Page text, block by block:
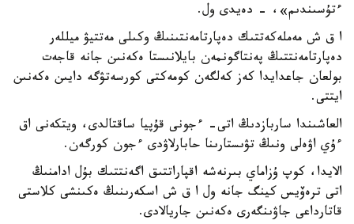
ءتۇسىندىم»، - دەيدى ول.
ا ق ش مەملەكەتتىك دەپارتامەنتىنىڭ وكىلى مەتتيۋ ميللەر
دەپارتامەنتتىڭ پەنتاگونمەن بايلانىستا ەكەنىن جانە قاجەت
بولعان جاعدايدا كەز كەلگەن كومەكتى كورسەتۋگە دايىن ەكەنىن
ايتتى.
العاشىندا ساربازدىڭ اتى- ءجونى قۇپيا ساقتالدى، ويتكەنى اق
ءۇي اۋەلى ونىڭ تۋىستارىنا حابارلاۋدى ءجون كورگەن.
الايدا، كوپ ۇزاماي بىرنەشە اقپاراتتىق اگەنتتىك بۇل ادامنىڭ
اتى ترەۆيس كينگ جانە ول ا ق ش اسكەرىنىڭ ەكىنشى كلاستى
قاتارداعى جاۋىنگەرى ەكەنىن جاريالادى.